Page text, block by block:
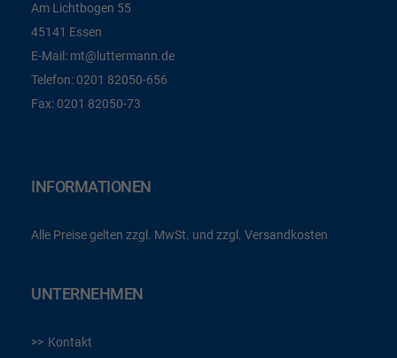
Am Lichtbogen 55
45141 Essen
E-Mail: mt@luttermann.de
Telefon: 0201 82050-656
Fax: 0201 82050-73
INFORMATIONEN
Alle Preise gelten zzgl. MwSt. und zzgl. Versandkosten
UNTERNEHMEN
Kontakt